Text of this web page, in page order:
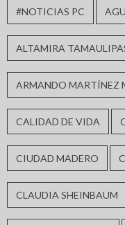
#NOTICIAS PC
ALTAMIRA
ARMANDO MARTÍNEZ
CALIDAD DE VIDA
CIUDAD MADERO
CLAUDIA SHEINBAUM